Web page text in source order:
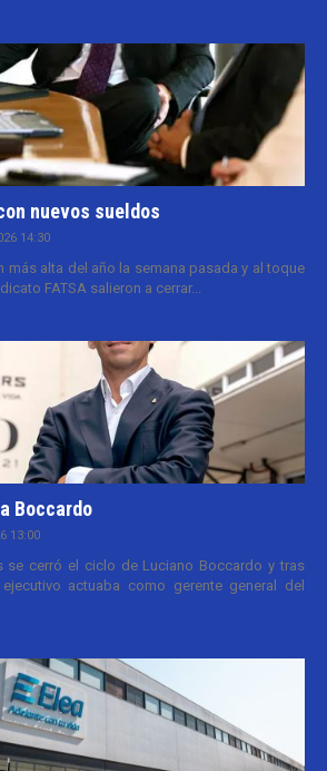
nuevos sueldos
14:30
más alta del año la semana pasada y al toque
FATSA salieron a cerrar...
Boccardo
13:00
se cerró el ciclo de Luciano Boccardo y tras
actuaba como gerente general del